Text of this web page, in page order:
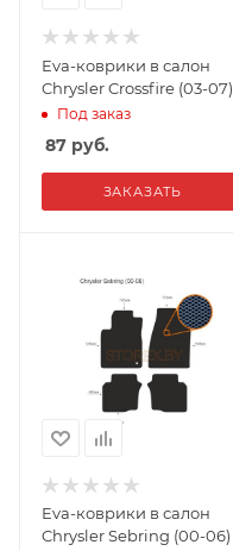
Eva-коврики в салон
Chrysler Crossfire (03-07)
Под заказ
87 руб.
ЗАКАЗАТЬ
Eva-коврики в салон
Chrysler Sebring (00-06)